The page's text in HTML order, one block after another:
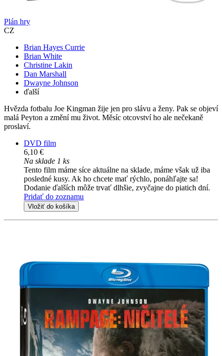
Plán hry
CZ
Brian Hayes Currie
Brian White
Christine Lakin
Dan Marshall
Dwayne Johnson
ďalší
Hvězda fotbalu Joe Kingman žije jen pro slávu a ženy. Pak se objeví
malá Peyton a změní mu život. Měsíc otcovství ho ale nečekaně
proslaví.
DVD film
6,10 €
Na sklade 1 ks
Tento film máme síce aktuálne na sklade, máme však už iba
posledné kusy. Ak ho chcete mať rýchlo, ponáhľajte sa!
Dodanie ďalších môže trvať dlhšie, zvyčajne do piatich dní.
Pridať do zoznamu
Vložiť do košíka